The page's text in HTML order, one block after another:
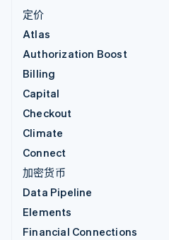
定价
Atlas
Authorization Boost
Billing
Capital
Checkout
Climate
Connect
加密货币
Data Pipeline
Elements
Financial Connections